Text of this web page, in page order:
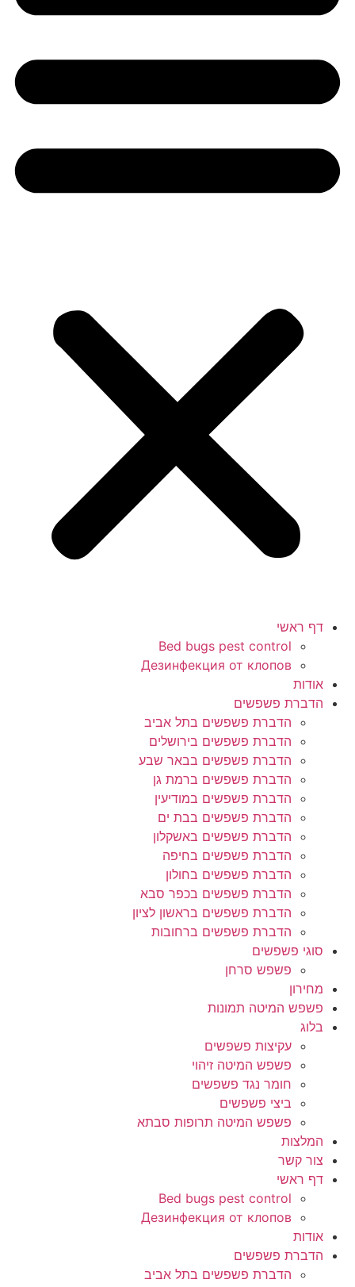
דף ראשי
Bed bugs pest control
Дезинфекция от клопов
אודות
הדברת פשפשים
הדברת פשפשים בתל אביב
הדברת פשפשים בירושלים
הדברת פשפשים בבאר שבע
הדברת פשפשים ברמת גן
הדברת פשפשים במודיעין
הדברת פשפשים בבת ים
הדברת פשפשים באשקלון
הדברת פשפשים בחיפה
הדברת פשפשים בחולון
הדברת פשפשים בכפר סבא
הדברת פשפשים בראשון לציון
הדברת פשפשים ברחובות
סוגי פשפשים
פשפש סרחן
מחירון
פשפש המיטה תמונות
בלוג
עקיצות פשפשים
פשפש המיטה זיהוי
חומר נגד פשפשים
ביצי פשפשים
פשפש המיטה תרופות סבתא
המלצות
צור קשר
דף ראשי
Bed bugs pest control
Дезинфекция от клопов
אודות
הדברת פשפשים
הדברת פשפשים בתל אביב